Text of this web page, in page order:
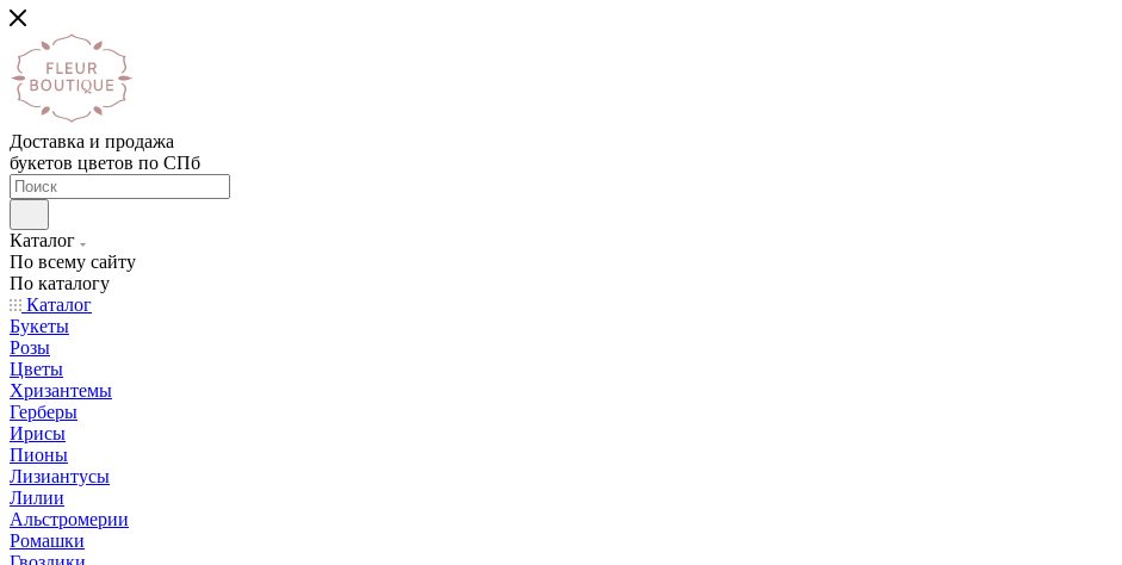
Доставка и продажа
букетов цветов по СПб
Каталог
По всему сайту
По каталогу
Каталог
Букеты
Розы
Цветы
Хризантемы
Герберы
Ирисы
Пионы
Лизиантусы
Лилии
Альстромерии
Ромашки